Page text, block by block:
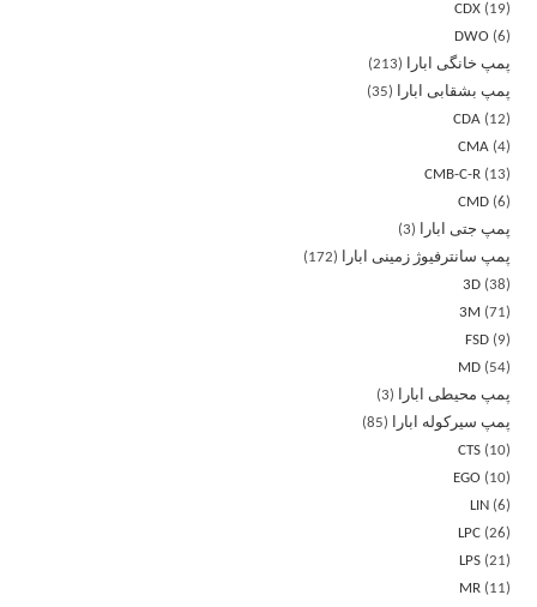
CDX
19
DWO
6
پمپ خانگی ابارا
213
پمپ بشقابی ابارا
35
CDA
12
CMA 4
CMB-C-R
13
CMD 6
پمپ جتی ابارا
3
پمپ سانترفیوژ زمینی ابارا
172
3D 38
3M
71
FSD
9
MD
54
پمپ محیطی ابارا
3
پمپ سیرکوله ابارا
85
CTS
10
EGO
10
LIN
6
LPC 26
LPS 21
MR
11